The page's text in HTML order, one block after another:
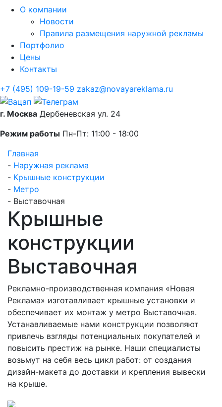
О компании
Новости
Правила размещения наружной рекламы
Портфолио
Цены
Контакты
+7 (495) 109-19-59 zakaz@novayareklama.ru
г. Москва Дербеневская ул. 24
Режим работы Пн-Пт: 11:00 - 18:00
Главная
- Наружная реклама
- Крышные конструкции
- Метро
- Выставочная
Крышные
конструкции
Выставочная
Рекламно-производственная компания «Новая
Реклама» изготавливает крышные установки и
обеспечивает их монтаж у метро Выставочная.
Устанавливаемые нами конструкции позволяют
привлечь взгляды потенциальных покупателей и
повысить престиж на рынке. Наши специалисты
возьмут на себя весь цикл работ: от создания
дизайн-макета до доставки и крепления вывески
на крыше.